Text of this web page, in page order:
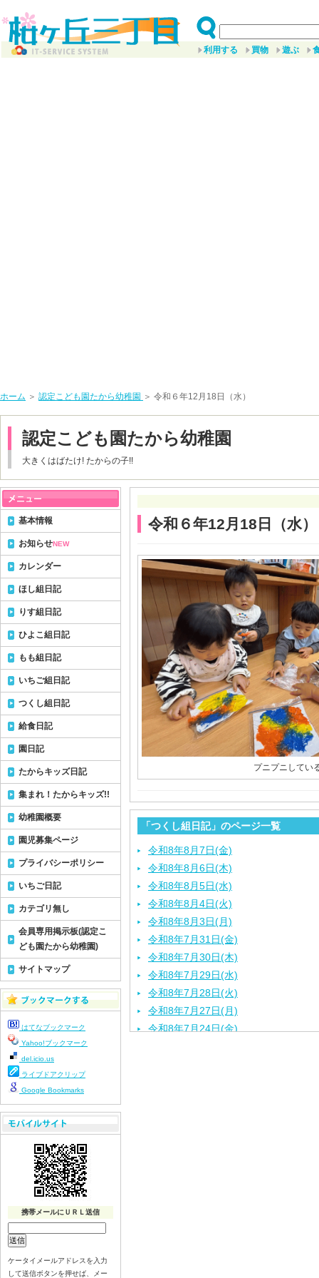
利用する 買物 遊ぶ
ホーム ＞ 認定こども園たから幼稚園 ＞ 令和６年12月18日（水）
認定こども園たから幼稚園
大きくはばたけ! たからの子!!
令和６年12月18日（水）
プニプニしてい
「つくし組日記」のページ一覧
令和8年8月7日(金)
令和8年8月6日(木)
令和8年8月5日(水)
令和8年8月4日(火)
令和8年8月3日(月)
令和8年7月31日(金)
令和8年7月30日(木)
令和8年7月29日(水)
令和8年7月28日(火)
令和8年7月27日(月)
令和8年7月24日(金)
基本情報
お知らせNEW
カレンダー
ほし組日記
りす組日記
ひよこ組日記
もも組日記
いちご組日記
つくし組日記
給食日記
園日記
たからキッズ日記
集まれ！たからキッズ!!
幼稚園概要
園児募集ページ
プライバシーポリシー
いちご日記
カテゴリ無し
会員専用掲示板(認定こ
ども園たから幼稚園)
サイトマップ
はてなブックマーク
Yahoo!ブックマーク
del.icio.us
ライブドアクリップ
Google Bookmarks
携帯メールにＵＲＬ送信
ケータイメールアドレスを入力
して送信ボタンを押せば、メー